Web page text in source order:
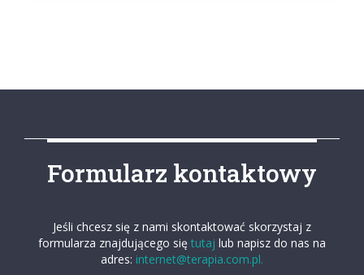
Formularz kontaktowy
Jeśli chcesz się z nami skontaktować skorzystaj z
formularza znajdującego się tutaj lub napisz do nas na
adres: internet@terapia.com.pl.